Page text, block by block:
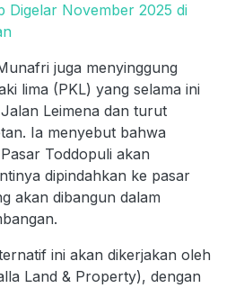
Digelar November 2025 di
juga menyinggung
lima (PKL) yang selama ini
Leimena dan turut
Ia menyebut bahwa
Toddopuli akan
dipindahkan ke pasar
akan dibangun dalam
ini akan dikerjakan oleh
Land & Property), dengan